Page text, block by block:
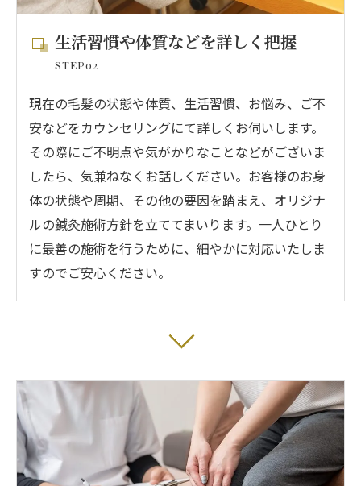
生活習慣や体質などを詳しく把握
STEP02
現在の毛髪の状態や体質、生活習慣、お悩み、ご不
安などをカウンセリングにて詳しくお伺いします。
その際にご不明点や気がかりなことなどがございま
したら、気兼ねなくお話しください。お客様のお身
体の状態や周期、その他の要因を踏まえ、オリジナ
ルの鍼灸施術方針を立ててまいります。一人ひとり
に最善の施術を行うために、細やかに対応いたしま
すのでご安心ください。